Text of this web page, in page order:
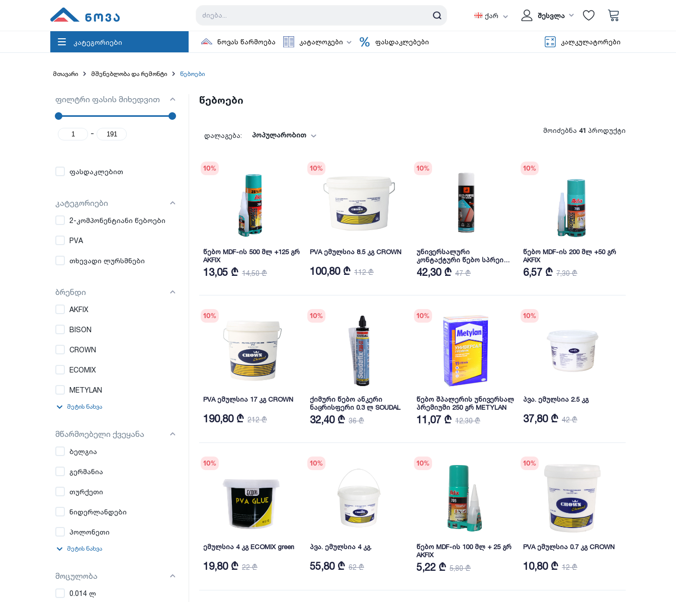
ქარ შესვლა
კატეგორიები ნოვას წარმოება კატალოგები ფასდაკლებები კალკულატორები
მთავარი მშენებლობა და რემონტი წებოები
ფილტრი ფასის მიხედვით
-
ფასდაკლებით
კატეგორიები
2-კომპონენტიანი წებოები
PVA
თხევადი ლურსმნები
ბრენდი
AKFIX
BISON
CROWN
ECOMIX
METYLAN
მეტის ნახვა
მწარმოებელი ქვეყანა
ბელგია
გერმანია
თურქეთი
ნიდერლანდები
პოლონეთი
მეტის ნახვა
მოცულობა
0.014 ლ
წებოები
დალაგება: პოპულარობით
მოიძებნა 41 პროდუქტი
10%
წებო MDF-ის 500 მლ +125 გრ
AKFIX
13,05 ₾ 14,50 ₾
10%
PVA ემულსია 8.5 კგ CROWN
100,80 ₾ 112 ₾
10%
უნივერსალური
კონტაქტური წებო სპრეი
გამჭირვალე 500მლ
DKUK500BE/AE/EX01 DRAGON
42,30 ₾ 47 ₾
10%
წებო MDF-ის 200 მლ +50 გრ
AKFIX
6,57 ₾ 7,30 ₾
10%
PVA ემულსია 17 კგ CROWN
190,80 ₾ 212 ₾
10%
ქიმური წებო ანკერი
ნაცრისფერი 0.3 ლ SOUDAL
32,40 ₾ 36 ₾
10%
წებო შპალერის უნივერსალ
პრემიუმი 250 გრ METYLAN
11,07 ₾ 12,30 ₾
10%
პვა. ემულსია 2.5 კგ
37,80 ₾ 42 ₾
10%
ემულსია 4 კგ ECOMIX green
19,80 ₾ 22 ₾
10%
პვა. ემულსია 4 კგ.
55,80 ₾ 62 ₾
10%
წებო MDF-ის 100 მლ + 25 გრ
AKFIX
5,22 ₾ 5,80 ₾
10%
PVA ემულსია 0.7 კგ CROWN
10,80 ₾ 12 ₾